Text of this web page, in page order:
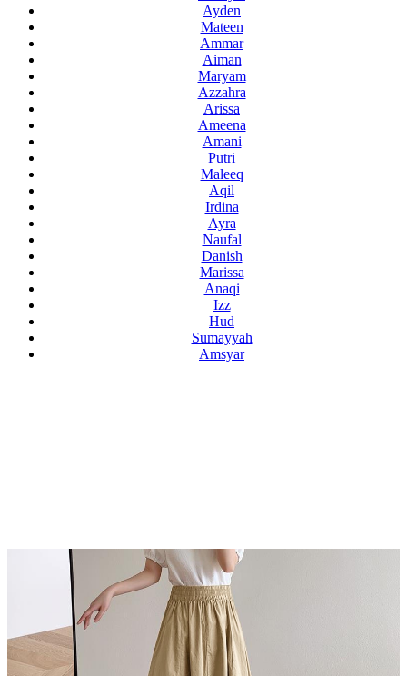
Ayden
Mateen
Ammar
Aiman
Maryam
Azzahra
Arissa
Ameena
Amani
Putri
Maleeq
Aqil
Irdina
Ayra
Naufal
Danish
Marissa
Anaqi
Izz
Hud
Sumayyah
Amsyar